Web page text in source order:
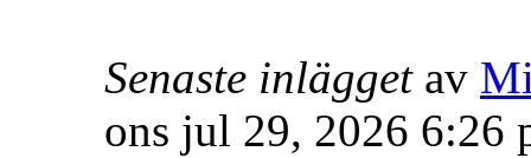
Senaste inläggetav
ons jul 29, 2026 6:26